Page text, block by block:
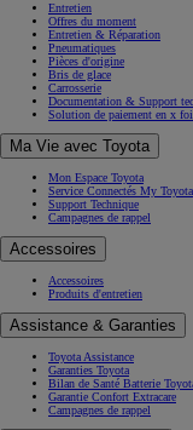
Entretien
Offres du moment
Entretien & Réparation
Pneumatiques
Pièces d'origine
Bris de glace
Carrosserie
Documentation & Support
Solution de paiement en x
Ma Vie avec Toyota
Mon Espace Toyota
Service Connectés My Toyota
Support Technique
Campagnes de rappel
Accessoires
Accessoires
Produits d'entretien
Assistance & Garanties
Toyota Assistance
Garanties Toyota
Bilan de Santé Batterie
Garantie Confort Extracare
Campagnes de rappel